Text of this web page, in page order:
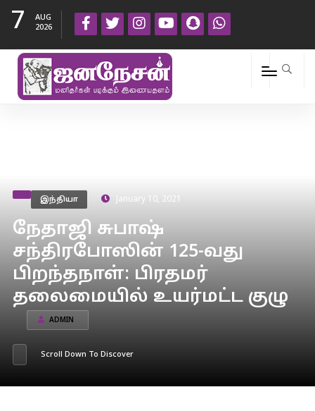
7
AUG
2026
இந்தியா January 10, 2021
நேதாஜி சுபாஷ்
சந்திரபோஸின் 125-வது
பிறந்தநாள்: பிரதமர்
தலைமையில் உயர்மட்ட குழு
ADMIN
Scroll Down To Discover